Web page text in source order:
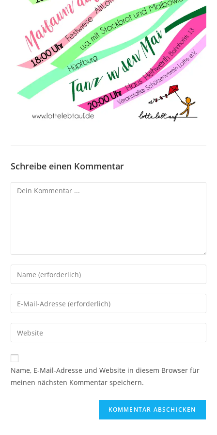
Schreibe einen Kommentar
Name, E-Mail-Adresse und Website in diesem Browser für
meinen nächsten Kommentar speichern.